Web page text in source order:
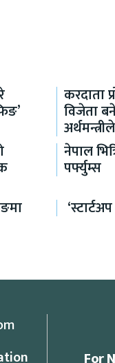
करदाता
विजेता
नेपाल
पर्फ्युम्स